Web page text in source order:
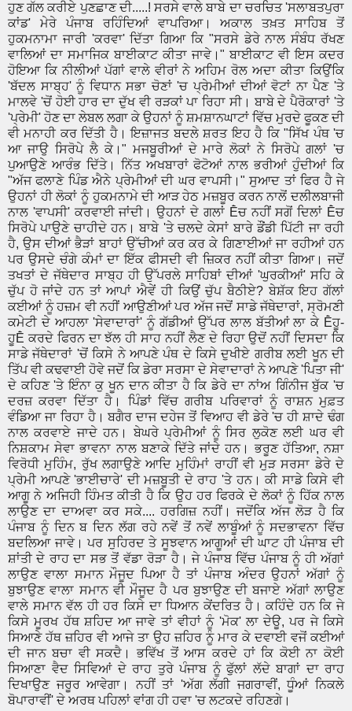
ਹੁਣ ਗੱਲ ਕਰੀਏ ਪੁਣਛਾਣ ਦੀ.....! ਸਰਸੇ ਵਾਲੇ ਬਾਬੇ ਦਾ ਚਰਚਿਤ 'ਸਲਾਬਤਪੁਰਾ
ਕਾਂਡ' ਮੇਰੇ ਪੰਜਾਬ ਰਹਿੰਦਿਆਂ ਵਾਪਰਿਆ। ਅਕਾਲ ਤਖ਼ਤ ਸਾਹਿਬ ਤੋਂ
ਹੁਕਮਨਾਮਾ ਜਾਰੀ 'ਕਰਵਾ' ਦਿੱਤਾ ਗਿਆ ਕਿ "ਸਰਸੇ ਡੇਰੇ ਨਾਲ ਸੰਬੰਧ ਰੱਖਣ
ਵਾਲਿਆਂ ਦਾ ਸਮਾਜਿਕ ਬਾਈਕਾਟ ਕੀਤਾ ਜਾਵੇ।" ਬਾਈਕਾਟ ਵੀ ਇਸ ਕਦਰ
ਹੋਇਆ ਕਿ ਨੀਲੀਆਂ ਪੱਗਾਂ ਵਾਲੇ ਵੀਰਾਂ ਨੇ ਅਹਿਮ ਰੋਲ ਅਦਾ ਕੀਤਾ ਕਿਉਂਕਿ
'ਬੱਦਲ ਸਾਬ੍ਹ' ਨੂੰ ਵਿਧਾਨ ਸਭਾ ਚੋਣਾਂ 'ਚ ਪ੍ਰੇਮੀਆਂ ਦੀਆਂ ਵੋਟਾਂ ਨਾ ਪੈਣ 'ਤੇ
ਮਾਲਵੇ 'ਚੋਂ ਹੋਈ ਹਾਰ ਦਾ ਦੁੱਖ ਵੀ ਰੜਕਾਂ ਪਾ ਰਿਹਾ ਸੀ। ਬਾਬੇ ਦੇ ਪੈਰੋਕਾਰਾਂ 'ਤੇ
'ਪ੍ਰੇਮੀ' ਹੋਣ ਦਾ ਲੇਬਲ ਲਗਾ ਕੇ ਉਹਨਾਂ ਨੂੰ ਸ਼ਮਸ਼ਾਨਘਾਟਾਂ ਵਿੱਚ ਮੁਰਦੇ ਫੂਕਣ ਦੀ
ਵੀ ਮਨਾਹੀ ਕਰ ਦਿੱਤੀ ਹੈ। ਇਜ਼ਾਜਤ ਬਦਲੇ ਸ਼ਰਤ ਇਹ ਹੈ ਕਿ "ਸਿੱਖ ਪੰਥ 'ਚ
ਆ ਜਾਉ ਸਿਰੋਪੇ ਲੈ ਕੇ।" ਮਜਬੂਰੀਆਂ ਦੇ ਮਾਰੇ ਲੋਕਾਂ ਨੇ ਸਿਰੋਪੇ ਗਲਾਂ 'ਚ
ਪੁਆਉਣੇ ਆਰੰਭ ਦਿੱਤੇ। ਨਿੱਤ ਅਖਬਾਰਾਂ ਫੋਟੋਆਂ ਨਾਲ ਭਰੀਆਂ ਹੁੰਦੀਆਂ ਕਿ
"ਅੱਜ ਫਲਾਣੇ ਪਿੰਡ ਐਨੇ ਪ੍ਰੇਮੀਆਂ ਦੀ ਘਰ ਵਾਪਸੀ।" ਸੁਆਦ ਤਾਂ ਫਿਰ ਹੈ ਜੇ
ਉਹਨਾਂ ਹੀ ਲੋਕਾਂ ਨੂੰ ਹੁਕਮਨਾਮੇ ਦੀ ਆੜ ਹੇਠ ਮਜ਼ਬੂਰ ਕਰਨ ਨਾਲੋਂ ਦਲੀਲਬਾਜੀ
ਨਾਲ 'ਵਾਪਸੀ' ਕਰਵਾਈ ਜਾਂਦੀ। ਉਹਨਾਂ ਦੇ ਗਲਾਂ Ḕਚ ਨਹੀਂ ਸਗੋਂ ਦਿਲਾਂ Ḕਚ
ਸਿਰੋਪੇ ਪਾਉਣੇ ਚਾਹੀਦੇ ਹਨ। ਬਾਬੇ 'ਤੇ ਚਲਦੇ ਕੇਸਾਂ ਬਾਰੇ ਡੌਂਡੀ ਪਿੱਟੀ ਜਾ ਰਹੀ
ਹੈ, ਉਸ ਦੀਆਂ ਭੈੜਾਂ ਬਾਹਾਂ ਉੱਚੀਆਂ ਕਰ ਕਰ ਕੇ ਗਿਣਾਈਆਂ ਜਾ ਰਹੀਆਂ ਹਨ
ਪਰ ਉਸਦੇ ਚੰਗੇ ਕੰਮਾਂ ਦਾ ਇੱਕ ਫੀਸਦੀ ਵੀ ਜ਼ਿਕਰ ਨਹੀਂ ਕੀਤਾ ਗਿਆ। ਜਦੋਂ
ਤਖਤਾਂ ਦੇ ਜੱਥੇਦਾਰ ਸਾਬ੍ਹ ਹੀ ਉੱਪਰਲੇ ਸਾਹਿਬਾਂ ਦੀਆਂ 'ਘੁਰਕੀਆਂ' ਸਹਿ ਕੇ
ਚੁੱਪ ਹੋ ਜਾਂਦੇ ਹਨ ਤਾਂ ਆਪਾਂ ਐਵੇਂ ਹੀ ਕਿਉਂ ਚੁੱਪ ਬੈਠੀਏ? ਬੇਸ਼ੱਕ ਇਹ ਗੱਲਾਂ
ਕਈਆਂ ਨੂੰ ਹਜ਼ਮ ਵੀ ਨਹੀਂ ਆਉਣੀਆਂ ਪਰ ਅੱਜ ਜਦੋਂ ਸਾਡੇ ਜੱਥੇਦਾਰਾਂ, ਸ੍ਰੋਮਣੀ
ਕਮੇਟੀ ਦੇ ਆਹਲਾ 'ਸੇਵਾਦਾਰਾਂ' ਨੂੰ ਗੱਡੀਆਂ ਉੱਪਰ ਲਾਲ ਬੱਤੀਆਂ ਲਾ ਕੇ Ḕਹੂ-
ਹੂḔ ਕਰਦੇ ਫਿਰਨ ਦਾ ਝੱਲ ਹੀ ਸਾਹ ਨਹੀਂ ਲੈਣ ਦੇ ਰਿਹਾ ਉਦੋਂ ਨਹੀਂ ਦਿਸਦਾ ਕਿ
ਸਾਡੇ ਜੱਥੇਦਾਰਾਂ 'ਚੋਂ ਕਿਸੇ ਨੇ ਆਪਣੇ ਪੰਥ ਦੇ ਕਿਸੇ ਦੁਖੀਏ ਗਰੀਬ ਲਈ ਖੂਨ ਦੀ
ਤਿੱਪ ਵੀ ਕਢਵਾਈ ਹੋਵੇ ਜਦੋਂ ਕਿ ਡੇਰਾ ਸਰਸਾ ਦੇ ਸੇਵਾਦਾਰਾਂ ਨੇ ਆਪਣੇ 'ਪਿਤਾ ਜੀ'
ਦੇ ਕਹਿਣ 'ਤੇ ਇੰਨਾ ਕੁ ਖੂਨ ਦਾਨ ਕੀਤਾ ਹੈ ਕਿ ਡੇਰੇ ਦਾ ਨਾਂਅ ਗਿੰਨੀਜ ਬੁੱਕ 'ਚ
ਦਰਜ਼ ਕਰਵਾ ਦਿੱਤਾ ਹੈ। ਪਿੰਡਾਂ ਵਿੱਚ ਗਰੀਬ ਪਰਿਵਾਰਾਂ ਨੂੰ ਰਾਸ਼ਨ ਮੁਫ਼ਤ
ਵੰਡਿਆ ਜਾ ਰਿਹਾ ਹੈ। ਬਗੈਰ ਦਾਜ ਦਹੇਜ ਤੋਂ ਵਿਆਹ ਵੀ ਡੇਰੇ 'ਚ ਹੀ ਸ਼ਾਦੇ ਢੰਗ
ਨਾਲ ਕਰਵਾਏ ਜਾਦੇ ਹਨ। ਬੇਘਰੇ ਪ੍ਰੇਮੀਆਂ ਨੂੰ ਸਿਰ ਲੁਕੋਣ ਲਈ ਘਰ ਵੀ
ਨਿਸ਼ਕਾਮ ਸੇਵਾ ਭਾਵਨਾ ਨਾਲ ਬਣਾਕੇ ਦਿੱਤੇ ਜਾਂਦੇ ਹਨ। ਭਰੂਣ ਹੱਤਿਆ, ਨਸ਼ਾ
ਵਿਰੋਧੀ ਮੁਹਿੰਮ, ਰੁੱਖ ਲਗਾਉਣੇ ਆਦਿ ਮੁਹਿੰਮਾਂ ਰਾਹੀਂ ਵੀ ਮੁੜ ਸਰਸਾ ਡੇਰੇ ਦੇ
ਪ੍ਰੇਮੀ ਆਪਣੇ 'ਭਾਈਚਾਰੇ' ਦੀ ਮਜ਼ਬੂਤੀ ਦੇ ਰਾਹ 'ਤੇ ਹਨ। ਕੀ ਸਾਡੇ ਕਿਸੇ ਵੀ
ਆਗੂ ਨੇ ਅਜਿਹੀ ਹਿੰਮਤ ਕੀਤੀ ਹੈ ਕਿ ਉਹ ਹਰ ਫਿਰਕੇ ਦੇ ਲੋਕਾਂ ਨੂੰ ਹਿੱਕ ਨਾਲ
ਲਾਉਣ ਦਾ ਦਾਅਵਾ ਕਰ ਸਕੇ.... ਹਰਗਿਜ਼ ਨਹੀਂ। ਜਦੋਂਕਿ ਅੱਜ ਲੋੜ ਹੈ ਕਿ
ਪੰਜਾਬ ਨੂੰ ਦਿਨ ਬ ਦਿਨ ਲੱਗ ਰਹੇ ਨਵੇਂ ਤੋਂ ਨਵੇਂ ਲਾਬੂੰਆਂ ਨੂੰ ਸਦਭਾਵਨਾ ਵਿੱਚ
ਬਦਲਿਆ ਜਾਵੇ। ਪਰ ਸੁਹਿਰਦ ਤੇ ਸੂਝਵਾਨ ਆਗੂਆਂ ਦੀ ਘਾਟ ਹੀ ਪੰਜਾਬ ਦੀ
ਸ਼ਾਂਤੀ ਦੇ ਰਾਹ ਦਾ ਸਭ ਤੋਂ ਵੱਡਾ ਰੋੜਾ ਹੈ। ਜੇ ਪੰਜਾਬ ਵਿੱਚ ਪੰਜਾਬ ਨੂੰ ਹੀ ਅੱਗਾਂ
ਲਾਉਣ ਵਾਲਾ ਸਮਾਨ ਮੌਜੂਦ ਪਿਆ ਹੈ ਤਾਂ ਪੰਜਾਬ ਅੰਦਰ ਉਹਨਾਂ ਅੱਗਾਂ ਨੂੰ
ਬੁਝਾਉਣ ਵਾਲਾ ਸਮਾਨ ਵੀ ਮੌਜੂਦ ਹੈ ਪਰ ਬੁਝਾਉਣ ਦੀ ਬਜਾਏ ਅੱਗਾਂ ਲਾਉਣ
ਵਾਲੇ ਸਮਾਨ ਵੱਲ ਹੀ ਹਰ ਕਿਸੇ ਦਾ ਧਿਆਨ ਕੇਂਦਰਿਤ ਹੈ। ਕਹਿੰਦੇ ਹਨ ਕਿ ਜੇ
ਕਿਸੇ ਮੂਰਖ ਹੱਥ ਸ਼ਹਿਦ ਆ ਜਾਵੇ ਤਾਂ ਵੀਹਾਂ ਨੂੰ 'ਮੋਕ' ਲਾ ਦੇਊ, ਪਰ ਜੇ ਕਿਸੇ
ਸਿਆਣੇ ਹੱਥ ਜ਼ਹਿਰ ਵੀ ਆਜੇ ਤਾ ਉਹ ਜ਼ਹਿਰ ਨੂੰ ਮਾਰ ਕੇ ਦਵਾਈ ਵਜੋਂ ਕਈਆਂ
ਦੀ ਜਾਨ ਬਚਾ ਵੀ ਸਕਦੈ। ਭਵਿੱਖ ਤੋਂ ਆਸ ਕਰਦੇ ਹਾਂ ਕਿ ਕੋਈ ਨਾ ਕੋਈ
ਸਿਆਣਾ ਵੈਦ ਸਿਵਿਆਂ ਦੇ ਰਾਹ ਤੁਰੇ ਪੰਜਾਬ ਨੂੰ ਫੁੱਲਾਂ ਲੱਦੇ ਬਾਗਾਂ ਦਾ ਰਾਹ
ਦਿਖਾਉਣ ਜਰੂਰ ਆਵੇਗਾ। ਨਹੀਂ ਤਾਂ 'ਅੱਗ ਲੱਗੀ ਜਗਰਾਵੀਂ, ਧੂੰਆਂ ਨਿਕਲੇ
ਬੋਪਾਰਾਵੀਂ' ਦੇ ਅਰਥ ਪਹਿਲਾਂ ਵਾਂਗ ਹੀ ਹਵਾ 'ਚ ਲਟਕਦੇ ਰਹਿਣਗੇ।